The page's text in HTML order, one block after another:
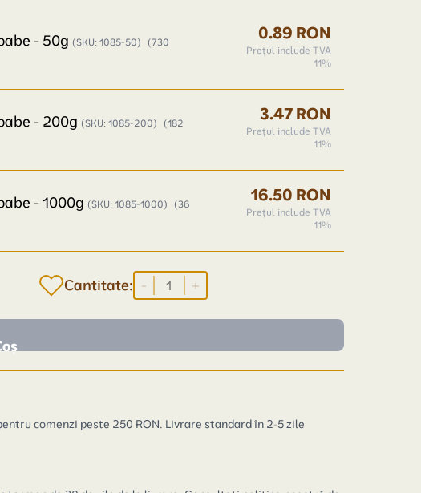
- 50g (SKU: 1085-50)
(730
0.89 RON
Prețul include TVA
11%
- 200g (SKU: 1085-200)
(182
3.47 RON
Prețul include TVA
11%
- 1000g (SKU: 1085-1000)
(36
16.50 RON
Prețul include TVA
11%
Cantitate: - +
comenzi peste 250 RON. Livrare standard în 2-5 zile